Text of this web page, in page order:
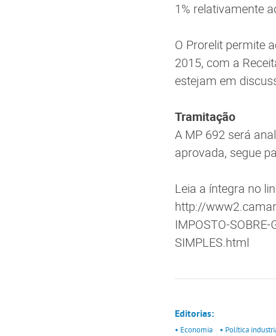
1% relativamente
O Prorelit permite
2015, com a
estejam em
Tramitação
A MP 692 será
aprovada, segue
Leia a íntegra no
http://
IMPOSTO-SOBRE-
SIMPLES.html
Editorias:
• Economia • Política